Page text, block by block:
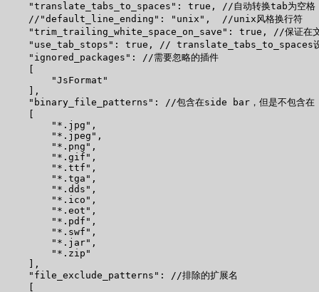
    "translate_tabs_to_spaces": true, //自动转换tab为空格
    //"default_line_ending": "unix",  //unix风格换行符
"trim_trailing_white_space_on_save": true, //保证在文
"use_tab_stops": true, // translate_tabs_to_spaces设
    "ignored_packages": //需要忽略的插件
        "JsFormat"
    ],
"binary_file_patterns": //包含在side bar，但是不包含
        "*.jpg",
        "*.jpeg",
        "*.png",
        "*.gif",
        "*.ttf",
        "*.tga",
        "*.dds",
        "*.ico",
        "*.eot",
        "*.pdf",
        "*.swf",
        "*.jar",
        "*.zip"
    ],
    "file_exclude_patterns": //排除的扩展名